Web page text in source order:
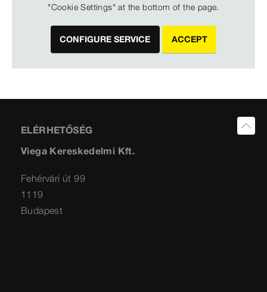
"Cookie Settings" at the bottom of the page.
CONFIGURE SERVICE ACCEPT
ELÉRHETŐSÉG
Viega Kereskedelmi Kft.
Fehérvári út 99
1119
Budapest